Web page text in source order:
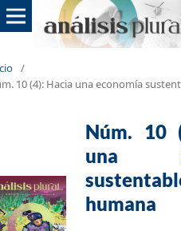
/
10 (4): Hacia una economía
Núm. 10
una
humana